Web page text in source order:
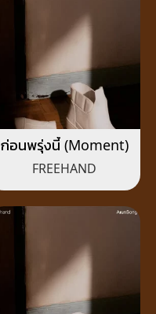
ก่อนพรุ่งนี้ (Moment)
FREEHAND